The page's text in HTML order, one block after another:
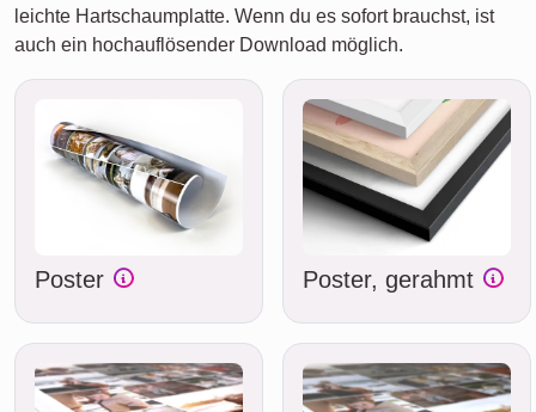
leichte Hartschaumplatte. Wenn du es sofort brauchst, ist
auch ein hochauflösender Download möglich.
Poster Poster, gerahmt